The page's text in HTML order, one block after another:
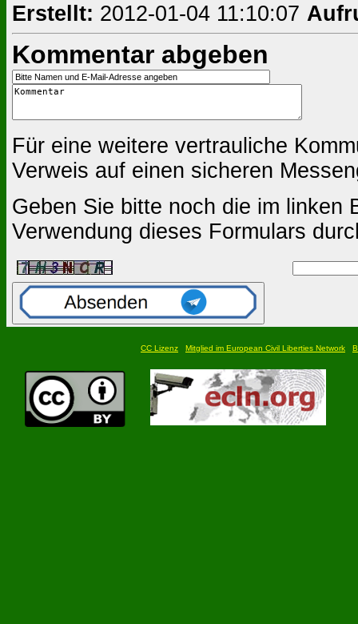
Erstellt: 2012-01-04 11:10:07
Kommentar abgeben
Für eine weitere vertrauliche
Verweis auf einen sicheren
Geben Sie bitte noch die im linken
Verwendung dieses Formulars
CC Lizenz Mitglied im European Civil Liberties Network